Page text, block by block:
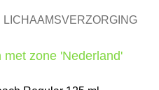
LICHAAMSVERZORGING
met zone 'Nederland'